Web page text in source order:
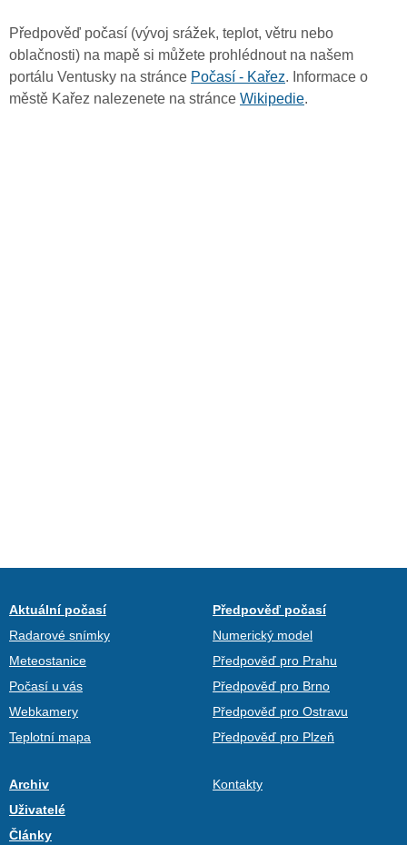
Předpověď počasí (vývoj srážek, teplot, větru nebo
oblačnosti) na mapě si můžete prohlédnout na našem
portálu Ventusky na stránce Počasí - Kařez. Informace o
městě Kařez nalezenete na stránce Wikipedie.
Aktuální počasí
Radarové snímky
Meteostanice
Počasí u vás
Webkamery
Teplotní mapa
Předpověď počasí
Numerický model
Předpověď pro Prahu
Předpověď pro Brno
Předpověď pro Ostravu
Předpověď pro Plzeň
Archiv
Uživatelé
Články
Kontakty